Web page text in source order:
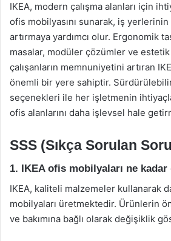
IKEA, modern çalışma alanları için
ofis mobilyasını sunarak, iş
artırmaya yardımcı olur. Ergonomik
masalar, modüler çözümler ve
çalışanların memnuniyetini artıran
önemli bir yere sahiptir.
seçenekleri ile her işletmenin
ofis alanlarını daha işlevsel hale
SSS (Sıkça Sorulan
1. IKEA ofis mobilyaları ne kadar
IKEA, kaliteli malzemeler kullanarak
mobilyaları üretmektedir. Ürünlerin
ve bakımına bağlı olarak değişiklik